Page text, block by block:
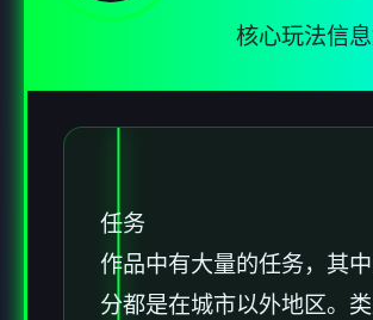
核心玩法信
任务
作品中有大量的任务，其
分都是在城市以外地区。